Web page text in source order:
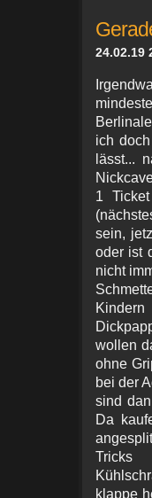
24.02.19
ich
lässt...
1
sein,
oder ist
nicht
wollen
ohne
bei der
sind
Da
Tricks
klappe